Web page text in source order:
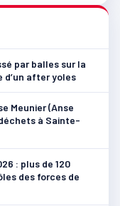
par balles sur la
d’un after yoles
Meunier (Anse
à Sainte-
: plus de 120
des forces de